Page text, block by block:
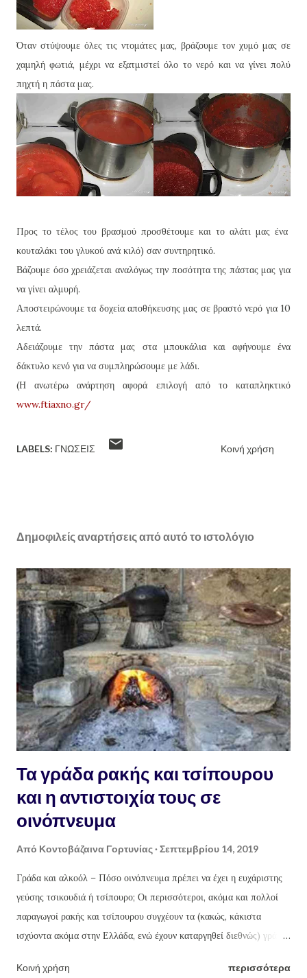
Όταν στύψουμε όλες τις ντομάτες μας, βράζουμε τον χυμό μας σε
χαμηλή φωτιά, μέχρι να εξατμιστεί όλο το νερό και να γίνει πολύ
πηχτή η πάστα μας.
Προς το τέλος του βρασμού προσθέτουμε και το αλάτι μας ένα
κουταλάκι του γλυκού ανά κιλό) σαν συντηρητικό.
Βάζουμε όσο χρειάζεται αναλόγως την ποσότητα της πάστας μας για
να γίνει αλμυρή.
Αποστειρώνουμε τα δοχεία αποθήκευσης μας σε βραστό νερό για 10
λεπτά.
Αδειάζουμε την πάστα μας στα μπουκάλια και αφήνουμε ένα
δάκτυλο κενό για να συμπληρώσουμε με λάδι.
(Η ανωτέρω ανάρτηση αφορά επιλογή από το καταπληκτικό
www.ftiaxno.gr/
LABELS: ΓΝΏΣΕΙΣ Κοινή χρήση
Δημοφιλείς αναρτήσεις από αυτό το ιστολόγιο
Τα γράδα ρακής και τσίπουρου
και η αντιστοιχία τους σε
οινόπνευμα
Από Κοντοβάζαινα Γορτυνίας Σεπτεμβρίου 14, 2019
Γράδα και αλκοόλ – Πόσο οινόπνευμα πρέπει να έχει η ευχάριστης
γεύσης τσικουδιά ή τσίπουρο; Οι περισσότεροι, ακόμα και πολλοί
παραγωγοί ρακής και τσίπουρου συγχέουν τα (κακώς, κάκιστα
ισχύοντα ακόμα στην Ελλάδα, ενώ έχουν καταργηθεί διεθνώς) γράδα
αγνοούν ότι βγάζοντας π.χ. ως συνήθως (κακώς) 18 γράδα την ρακή,
Κοινή χρήση περισσότερα